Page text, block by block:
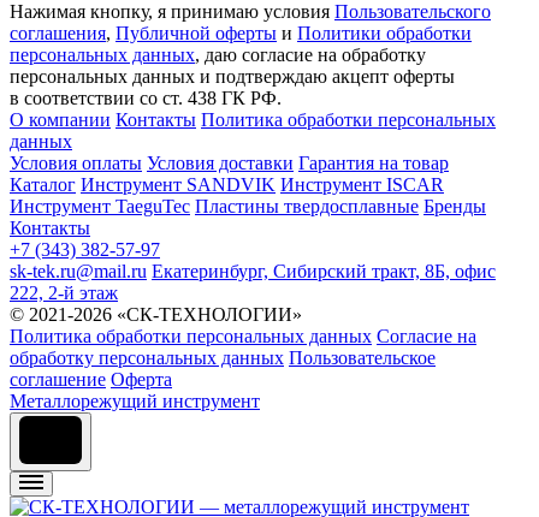
Нажимая кнопку, я принимаю условия Пользовательского
соглашения, Публичной оферты и Политики обработки
персональных данных, даю согласие на обработку
персональных данных и подтверждаю акцепт оферты
в соответствии со ст. 438 ГК РФ.
О компании Контакты Политика обработки персональных
данных
Условия оплаты Условия доставки Гарантия на товар
Каталог Инструмент SANDVIK Инструмент ISCAR
Инструмент TaeguTec Пластины твердосплавные Бренды
Контакты
+7 (343) 382-57-97
sk-tek.ru@mail.ru Екатеринбург, Сибирский тракт, 8Б, офис
222, 2-й этаж
© 2021-2026 «СК-ТЕХНОЛОГИИ»
Политика обработки персональных данных Согласие на
обработку персональных данных Пользовательское
соглашение Оферта
Металлорежущий инструмент